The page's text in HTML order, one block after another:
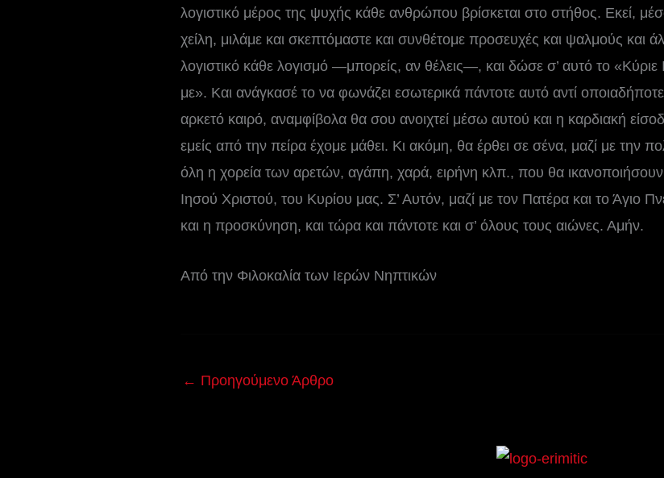
λογιστικό μέρος της ψυχής κάθε ανθρώπου βρίσκεται στο στήθος. Εκεί,
χείλη, μιλάμε και σκεπτόμαστε και συνθέτομε προσευχές και ψαλμούς και
λογιστικό κάθε λογισμό —μπορείς, αν θέλεις—, και δώσε σ’ αυτό το
με». Και ανάγκασέ το να φωνάζει εσωτερικά πάντοτε αυτό αντί
αρκετό καιρό, αναμφίβολα θα σου ανοιχτεί μέσω αυτού και η καρδιακή
εμείς από την πείρα έχομε μάθει. Κι ακόμη, θα έρθει σε σένα, μαζί με την
όλη η χορεία των αρετών, αγάπη, χαρά, ειρήνη κλπ., που θα
Ιησού Χριστού, του Κυρίου μας. Σ’ Αυτόν, μαζί με τον Πατέρα και το Άγιο
και η προσκύνηση, και τώρα και πάντοτε και σ’ όλους τους αιώνες. Αμήν.
Από την Φιλοκαλία των Ιερών Νηπτικών
← Προηγούμενο Άρθρο